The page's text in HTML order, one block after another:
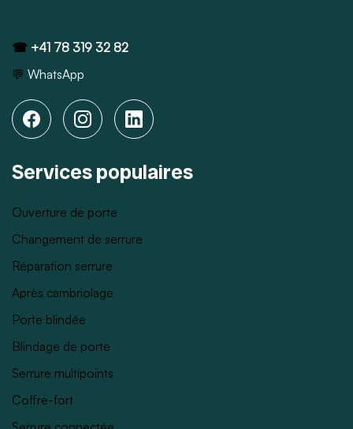
☎ +41 78 319 32 82
💬 WhatsApp
Services populaires
Ouverture de porte
Changement de serrure
Réparation serrure
Après cambriolage
Porte blindée
Blindage de porte
Serrure multipoints
Coffre-fort